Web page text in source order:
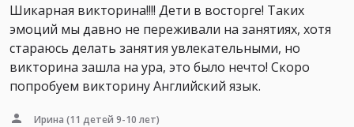
Шикарная викторина!!!! Дети в восторге! Таких
эмоций мы давно не переживали на занятиях, хотя
стараюсь делать занятия увлекательными, но
викторина зашла на ура, это было нечто! Скоро
попробуем викторину Английский язык.
Ирина (11 детей 9-10 лет)